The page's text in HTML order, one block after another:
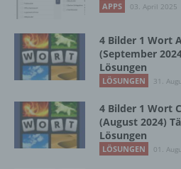
APPS 03. April 2025
4 Bilder 1 Wort
(September
Lösungen
LÖSUNGEN 31.
4 Bilder 1 Wort
(August 2024)
Lösungen
LÖSUNGEN 01.
d) Einschränkung der
Einschränkung der
Markierung
künftige Verarbeitung
e) Profiling